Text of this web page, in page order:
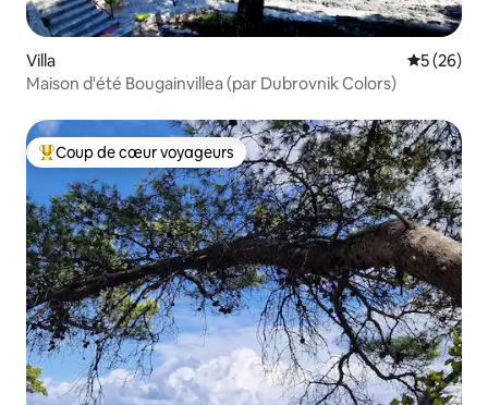
Villa
5 (26)
Maison d'été Bougainvillea (par Dubrovnik Colors)
Coups de cœur voyageurs les plus appréciés
Coup de cœur voyageurs